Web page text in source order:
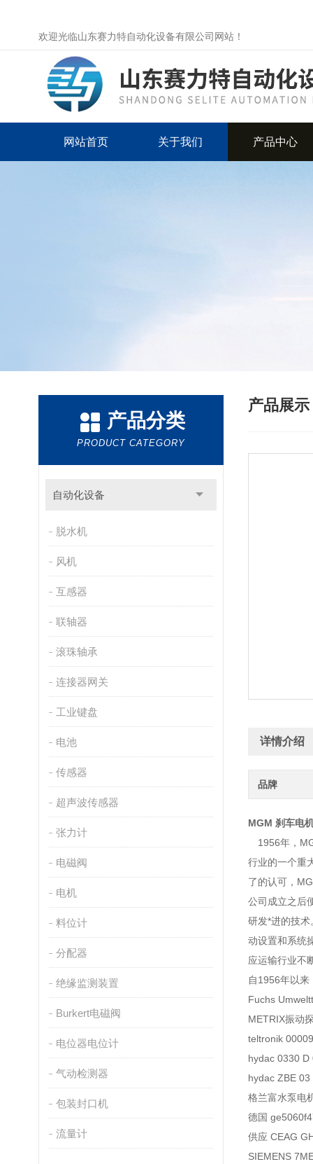
欢迎光临山东赛力特自动化设备有限公司网站！
网站首页 关于我们 产品中心
产品分类
PRODUCT CATEGORY
自动化设备
脱水机
风机
互感器
联轴器
滚珠轴承
连接器网关
工业键盘
电池
传感器
超声波传感器
张力计
电磁阀
电机
料位计
分配器
绝缘监测装置
Burkert电磁阀
电位器电位计
气动检测器
包装封口机
流量计
产品展示
详情介绍
品牌
MGM 刹车电
1956年，
行业的一个重
了的认可，
公司成立之后
研发*进的技
动设置和系统
应运输行业不
自1956年以
Fuchs
METRIX振动
teltronik
hydac 0330 D
hydac ZBE
格兰富水泵电
德国
供应 CEAG
SIEMENS